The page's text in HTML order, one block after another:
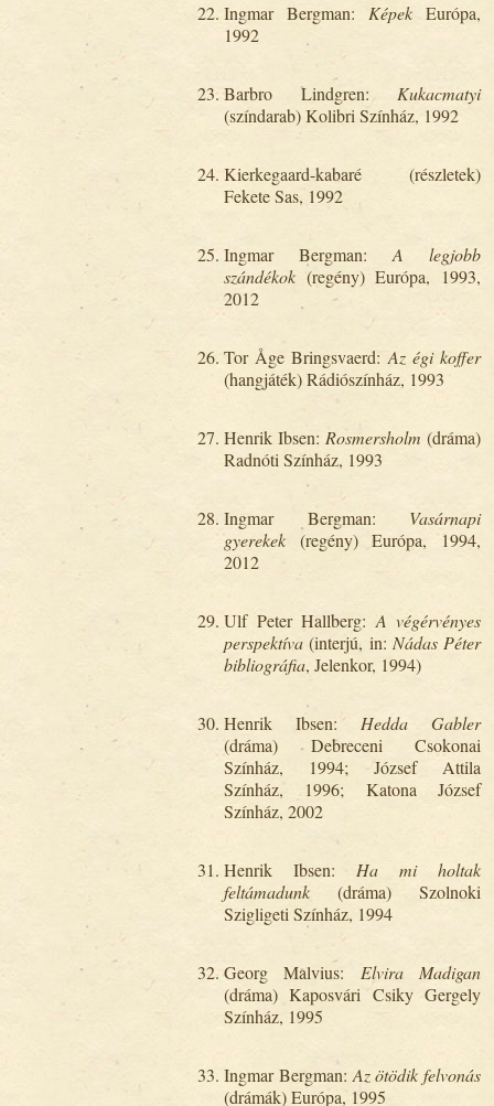
Ingmar Bergman: Képek Európa,
1992
Barbro Lindgren: Kukacmatyi
(színdarab) Kolibri Színház, 1992
Kierkegaard-kabaré (részletek)
Fekete Sas, 1992
Ingmar Bergman: A legjobb
szándékok (regény) Európa, 1993,
2012
Tor Åge Bringsvaerd: Az égi koffer
(hangjáték) Rádiószínház, 1993
Henrik Ibsen: Rosmersholm (dráma)
Radnóti Színház, 1993
Ingmar Bergman: Vasárnapi
gyerekek (regény) Európa, 1994,
2012
Ulf Peter Hallberg: A végérvényes
perspektíva (interjú, in: Nádas Péter
bibliográfia, Jelenkor, 1994)
Henrik Ibsen: Hedda Gabler
(dráma) Debreceni Csokonai
Színház, 1994; József Attila
Színház, 1996; Katona József
Színház, 2002
Henrik Ibsen: Ha mi holtak
feltámadunk (dráma) Szolnoki
Szigligeti Színház, 1994
Georg Malvius: Elvira Madigan
(dráma) Kaposvári Csiky Gergely
Színház, 1995
Ingmar Bergman: Az ötödik felvonás
(drámák) Európa, 1995